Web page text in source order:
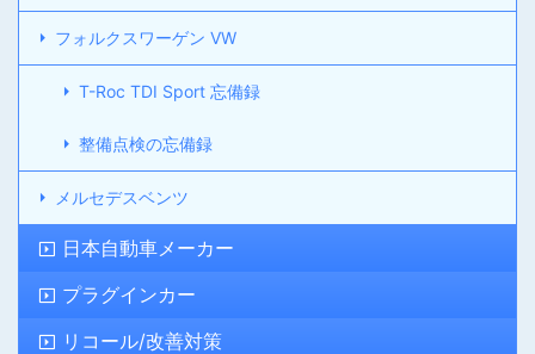
フォルクスワーゲン VW
T-Roc TDI Sport 忘備録
整備点検の忘備録
メルセデスベンツ
日本自動車メーカー
プラグインカー
リコール/改善対策